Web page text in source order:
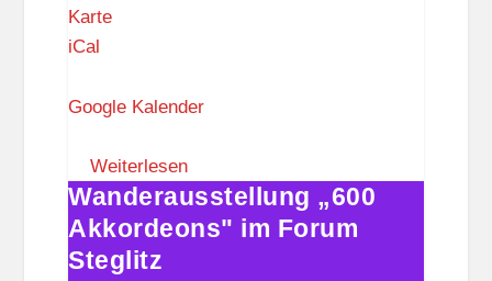
KarteF
u
S
t
e
g
iCal
Google Kalender
Weiterlesen
Wanderausstellung
„600
Akkordeons"
Wanderausstellung „600
Akkordeons" im Forum
Steglitz